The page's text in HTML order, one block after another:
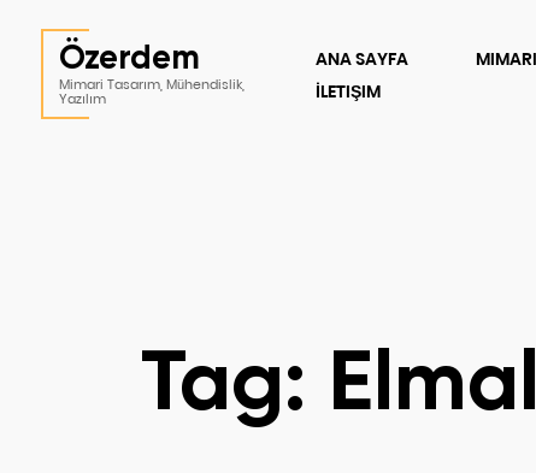
Özerdem
Mimari Tasarım, Mühendislik,
Yazılım
ANA SAYFA
İLETIŞIM
Tag: